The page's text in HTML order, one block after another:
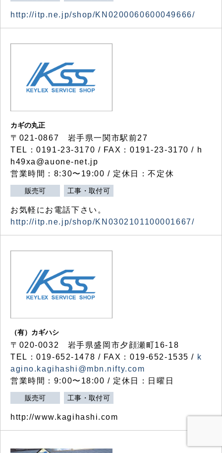
http://itp.ne.jp/shop/KN0200060600049666/
カギの丸正
〒021-0867 岩手県一関市駅前27
TEL：0191-23-3170 / FAX：0191-23-3170 / h
h49xa@auone-net.jp
営業時間：8:30〜19:00 / 定休日：不定休
販売可 工事・取付可
お気軽にお電話下さい。
http://itp.ne.jp/shop/KN0302101100001667/
（有）カギハシ
〒020-0032 岩手県盛岡市夕顔瀬町16-18
TEL：019-652-1478 / FAX：019-652-1535 / k
agino.kagihashi@mbn.nifty.com
営業時間：9:00〜18:00 / 定休日：日曜日
販売可 工事・取付可
http://www.kagihashi.com